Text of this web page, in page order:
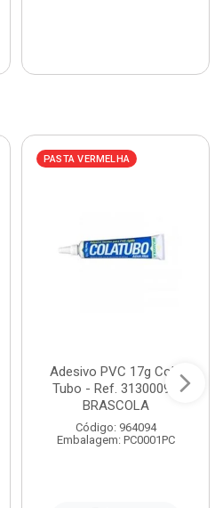
PASTA VERMELHA
Adesivo PVC 17g Cola
Tubo - Ref. 3130009 -
BRASCOLA
Código: 964094
Embalagem: PC0001PC